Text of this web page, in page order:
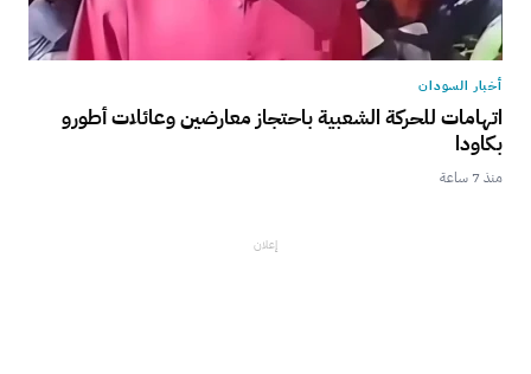
أخبار السودان
اتهامات للحركة الشعبية باحتجاز معارضين وعائلات أطورو
بكاودا
منذ 7 ساعة
إعلان